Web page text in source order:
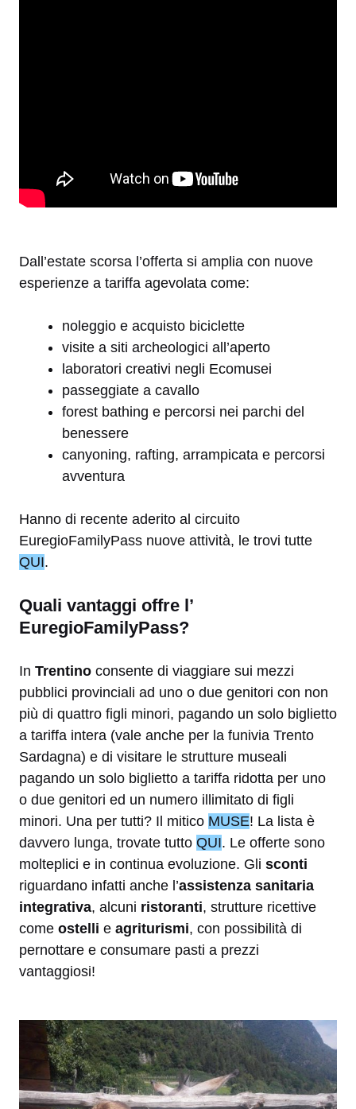
Dall’estate scorsa l’offerta si amplia con nuove
esperienze a tariffa agevolata come:
noleggio e acquisto biciclette
visite a siti archeologici all’aperto
laboratori creativi negli Ecomusei
passeggiate a cavallo
forest bathing e percorsi nei parchi del
benessere
canyoning, rafting, arrampicata e percorsi
avventura
Hanno di recente aderito al circuito
EuregioFamilyPass nuove attività, le trovi tutte
QUI.
Quali vantaggi offre l’
EuregioFamilyPass?
In Trentino consente di viaggiare sui mezzi
pubblici provinciali ad uno o due genitori con non
più di quattro figli minori, pagando un solo biglietto
a tariffa intera (vale anche per la funivia Trento
Sardagna) e di visitare le strutture museali
pagando un solo biglietto a tariffa ridotta per uno
o due genitori ed un numero illimitato di figli
minori. Una per tutti? Il mitico MUSE! La lista è
davvero lunga, trovate tutto QUI. Le offerte sono
molteplici e in continua evoluzione. Gli sconti
riguardano infatti anche l’assistenza sanitaria
integrativa, alcuni ristoranti, strutture ricettive
come ostelli e agriturismi, con possibilità di
pernottare e consumare pasti a prezzi
vantaggiosi!